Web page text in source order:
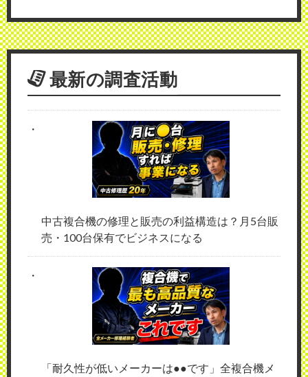
最新の調査活動
中古複合機の修理と販売の利益構造は？月5台販
売・100台保有でビジネスになる
「耐久性が低いメーカーは●●です」全複合機メ